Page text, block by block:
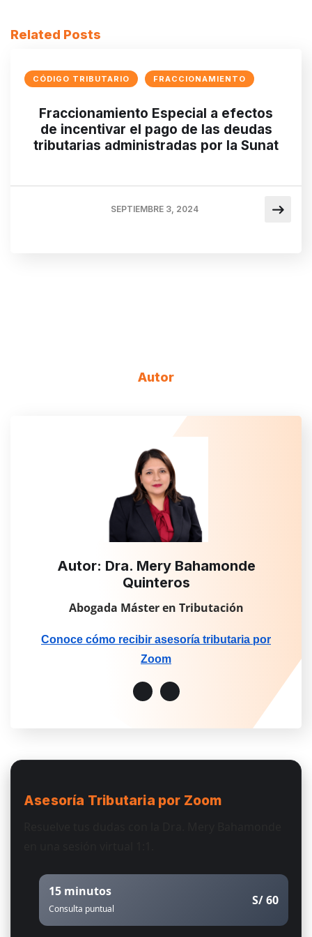
Related Posts
CÓDIGO TRIBUTARIO FRACCIONAMIENTO
Fraccionamiento Especial a efectos
de incentivar el pago de las deudas
tributarias administradas por la Sunat
SEPTIEMBRE 3, 2024
Autor
Autor: Dra. Mery Bahamonde
Quinteros
Abogada Máster en Tributación
Conoce cómo recibir asesoría tributaria por
Zoom
Asesoría Tributaria por Zoom
15 minutos
Consulta puntual
S/ 60